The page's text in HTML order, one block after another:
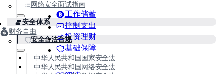
财务自由
工作储蓄
控制支出
投资理财
基础保障
网络安全面试指南
安全体系
安全合法合规
中华人民共和国国家安全法
中华人民共和国网络安全法